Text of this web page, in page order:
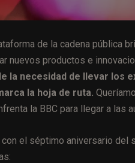
de la cadena pública
nuevos productos e
la necesidad de llevar los
la hoja de ruta.
la BBC para llegar a las
el séptimo aniversario del